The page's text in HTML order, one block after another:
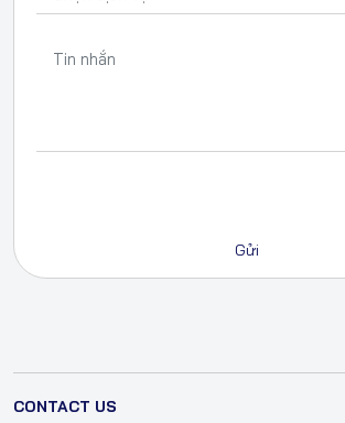
CONTACT US